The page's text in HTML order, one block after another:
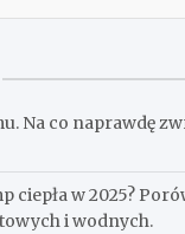
Na co naprawdę
ciepła w 2025?
i wodnych.